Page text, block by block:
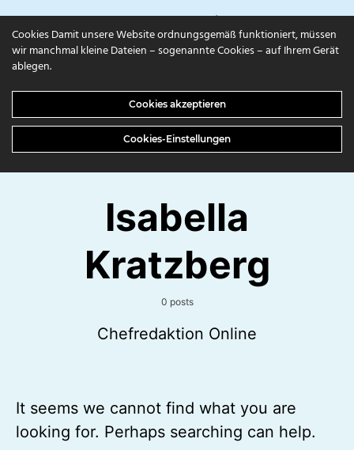
campuls.online
Isabella
Kratzberg
0 posts
Chefredaktion Online
It seems we cannot find what you are
looking for. Perhaps searching can help.
Cookies Damit unsere Website ordnungsgemäß funktioniert, müssen
wir manchmal kleine Dateien – sogenannte Cookies – auf Ihrem Gerät
ablegen.
Cookies akzeptieren
Cookies-Einstellungen